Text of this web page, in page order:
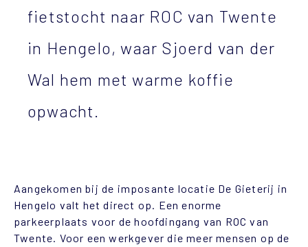
fietstocht naar ROC van Twente
in Hengelo, waar Sjoerd van der
Wal hem met warme koffie
opwacht.
Aangekomen bij de imposante locatie De Gieterij in
Hengelo valt het direct op. Een enorme
parkeerplaats voor de hoofdingang van ROC van
Twente. Voor een werkgever die meer mensen op de